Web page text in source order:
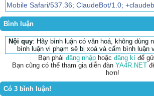
Mobile Safari/537.36; ClaudeBot/1.0;
Bình luận
Nội quy: Hãy bình luận có văn hoá, không dùng
bình luận vi phạm sẽ bị xoá và cấm bình luận
Bạn phải đăng nhập hoặc đăng kí để
Bạn cũng có thể tham gia diễn đàn YA4R.NET
hơn!
Có 3 bình luận!